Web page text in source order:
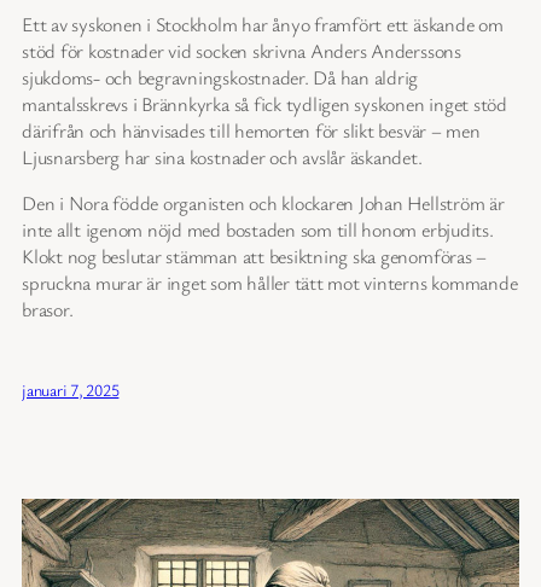
Ett av syskonen i Stockholm har ånyo framfört ett äskande om
stöd för kostnader vid socken skrivna Anders Anderssons
sjukdoms- och begravningskostnader. Då han aldrig
mantalsskrevs i Brännkyrka så fick tydligen syskonen inget stöd
därifrån och hänvisades till hemorten för slikt besvär – men
Ljusnarsberg har sina kostnader och avslår äskandet.
Den i Nora födde organisten och klockaren Johan Hellström är
inte allt igenom nöjd med bostaden som till honom erbjudits.
Klokt nog beslutar stämman att besiktning ska genomföras –
spruckna murar är inget som håller tätt mot vinterns kommande
brasor.
januari 7, 2025